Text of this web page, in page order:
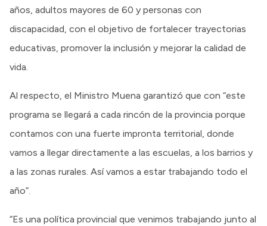
años, adultos mayores de 60 y personas con
discapacidad, con el objetivo de fortalecer trayectorias
educativas, promover la inclusión y mejorar la calidad de
vida.
Al respecto, el Ministro Muena garantizó que con “este
programa se llegará a cada rincón de la provincia porque
contamos con una fuerte impronta territorial, donde
vamos a llegar directamente a las escuelas, a los barrios y
a las zonas rurales. Así vamos a estar trabajando todo el
año”.
“Es una política provincial que venimos trabajando junto al